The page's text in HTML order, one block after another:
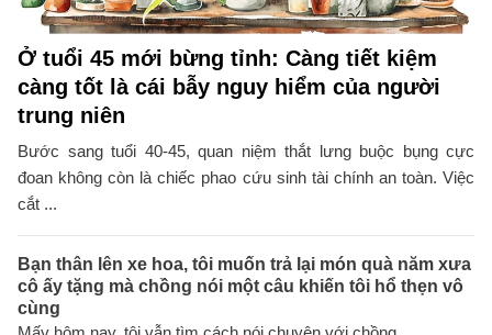
Ở tuổi 45 mới bừng tỉnh: Càng tiết kiệm
càng tốt là cái bẫy nguy hiểm của người
trung niên
Bước sang tuổi 40-45, quan niệm thắt lưng buộc bụng cực
đoan không còn là chiếc phao cứu sinh tài chính an toàn. Việc
cắt ...
Bạn thân lên xe hoa, tôi muốn trả lại món quà năm xưa
cô ấy tặng mà chồng nói một câu khiến tôi hổ thẹn vô
cùng